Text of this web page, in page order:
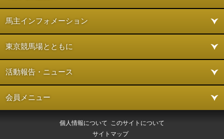
馬主インフォメーション
東京競馬場とともに
活動報告・ニュース
会員メニュー
個人情報について このサイトについて
サイトマップ